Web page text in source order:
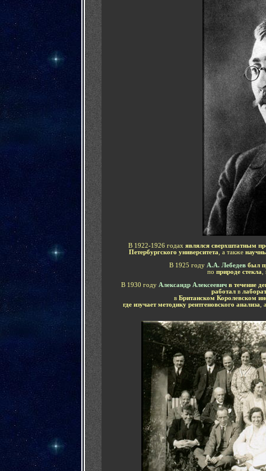
В 1922-1926 годах являлся сверхштатным
Петербургского университета , а также
В 1925 году А.А. Лебедев был
по природе стекла
В 1930 году Александр Алексеевич в течение
работал в
вБританском Королевском
где изучает методику рентгеновского анализа ,